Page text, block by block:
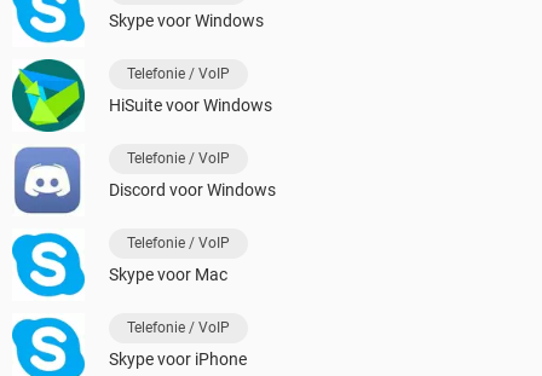
Skype voor Windows
Telefonie / VoIP
HiSuite voor Windows
Telefonie / VoIP
Discord voor Windows
Telefonie / VoIP
Skype voor Mac
Telefonie / VoIP
Skype voor iPhone